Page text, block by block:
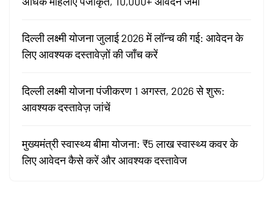
दिल्ली लक्ष्मी योजना जुलाई 2026 में लॉन्च की गई: आवेदन के
लिए आवश्यक दस्तावेज़ों की जाँच करें
दिल्ली लक्ष्मी योजना पंजीकरण 1 अगस्त, 2026 से शुरू:
आवश्यक दस्तावेज़ जांचें
मुख्यमंत्री स्वास्थ्य बीमा योजना: ₹5 लाख स्वास्थ्य कवर के
लिए आवेदन कैसे करें और आवश्यक दस्तावेज